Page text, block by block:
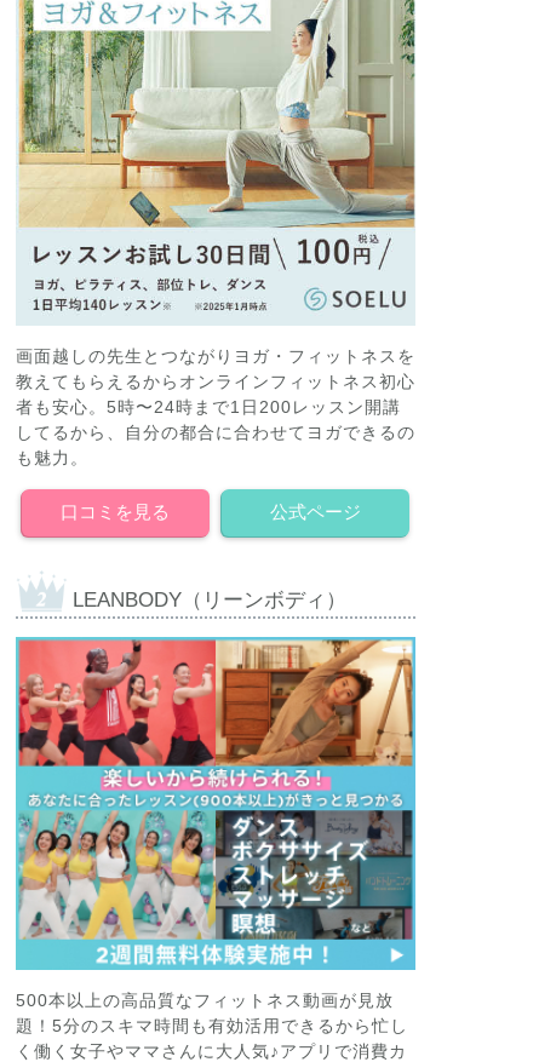
画面越しの先生とつながりヨガ・フィットネスを
教えてもらえるからオンラインフィットネス初心
者も安心。5時〜24時まで1日200レッスン開講
してるから、自分の都合に合わせてヨガできるの
も魅力。
口コミを見る 公式ページ
LEANBODY（リーンボディ）
500本以上の高品質なフィットネス動画が見放
題！5分のスキマ時間も有効活用できるから忙し
く働く女子やママさんに大人気♪アプリで消費カ